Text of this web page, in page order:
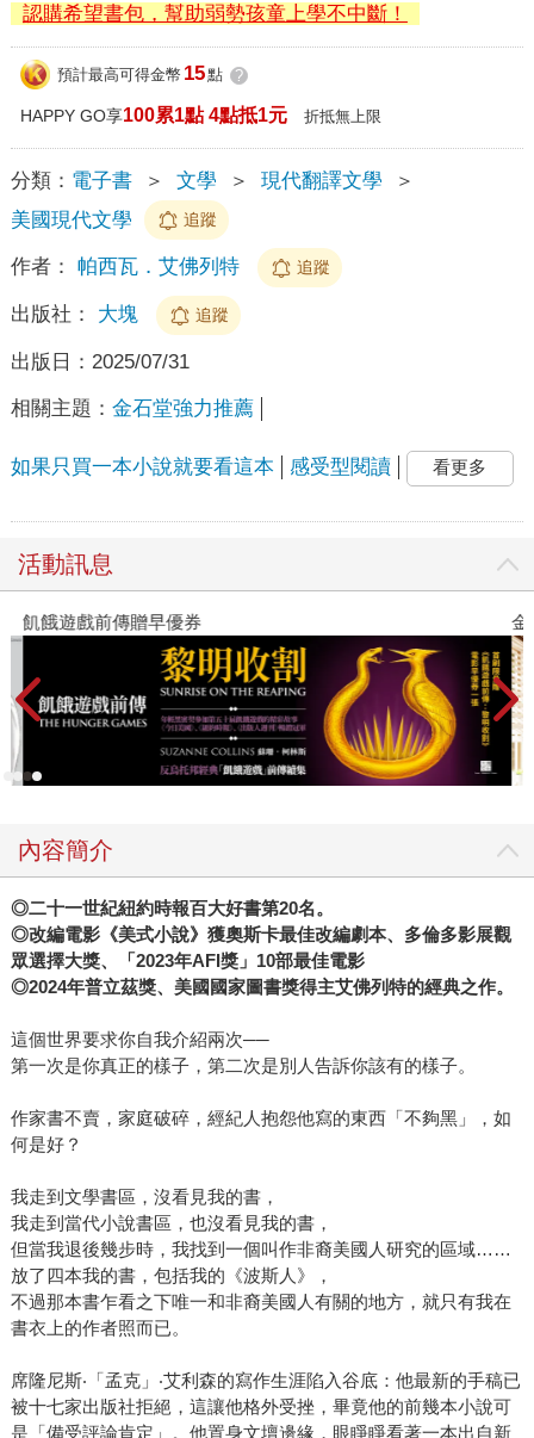
認購希望書包，幫助弱勢孩童上學不中斷！
預計最高可得金幣 15點 ?
HAPPY GO享100累1點 4點抵1元 折抵無上限
分類： 電子書 ＞ 文學 ＞ 現代翻譯文學
＞
美國現代文學
追蹤
作者： 帕西瓦．艾佛列特 追蹤
出版社： 大塊 追蹤
出版日： 2025/07/31
相關主題： 金石堂強力推薦
如果只買一本小說就要看這本 感受型閱讀 看更多
活動訊息
飢餓遊戲前傳贈早優券 金
內容簡介
◎二十一世紀紐約時報百大好書第20名。
◎改編電影《美式小說》獲奧斯卡最佳改編劇本、多倫多影展觀
眾選擇大獎、「2023年AFI獎」10部最佳電影
◎2024年普立茲獎、美國國家圖書獎得主艾佛列特的經典之作。
這個世界要求你自我介紹兩次──
第一次是你真正的樣子，第二次是別人告訴你該有的樣子。
作家書不賣，家庭破碎，經紀人抱怨他寫的東西「不夠黑」，如
何是好？
我走到文學書區，沒看見我的書，
我走到當代小說書區，也沒看見我的書，
但當我退後幾步時，我找到一個叫作非裔美國人研究的區域……
放了四本我的書，包括我的《波斯人》，
不過那本書乍看之下唯一和非裔美國人有關的地方，就只有我在
書衣上的作者照而已。
席隆尼斯‧「孟克」‧艾利森的寫作生涯陷入谷底：他最新的手稿已
被十七家出版社拒絕，這讓他格外受挫，畢竟他的前幾本小說可
是「備受評論肯定」。他置身文壇邊緣，眼睜睜看著一本出自新